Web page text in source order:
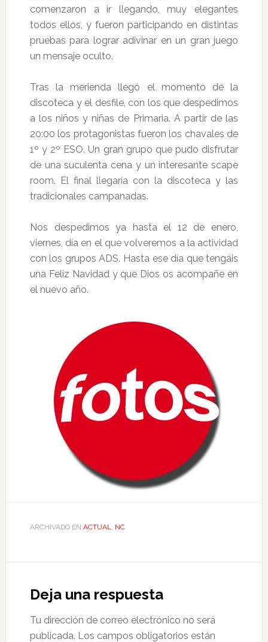
comenzaron a ir llegando, muy elegantes
todos ellos, y fueron participando en distintas
pruebas para lograr adivinar en un gran juego
un mensaje oculto.
Tras la merienda llegó el momento de la
discoteca y el desfile, con los que despedimos
a los niños y niñas de Primaria. A partir de las
20:00 los protagonistas fueron los chavales de
1º y 2º ESO. Un gran grupo que pudo disfrutar
de una suculenta cena y un interesante scape
room. El final llegaría con la discoteca y las
tradicionales campanadas.
Nos despedimos ya hasta el 12 de enero,
viernes, día en el que volveremos a la actividad
con los grupos ADS. Hasta ese día que tengáis
una Feliz Navidad y que Dios os acompañe en
el nuevo año.
ARCHIVADO EN:ACTUAL, NC
Deja una respuesta
Tu dirección de correo electrónico no será
publicada. Los campos obligatorios están